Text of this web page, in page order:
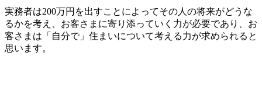
実務者は200万円を出すことによってその人の将来がどうな
るかを考え、お客さまに寄り添っていく力が必要であり、お
客さまは「自分で」住まいについて考える力が求められると
思います。